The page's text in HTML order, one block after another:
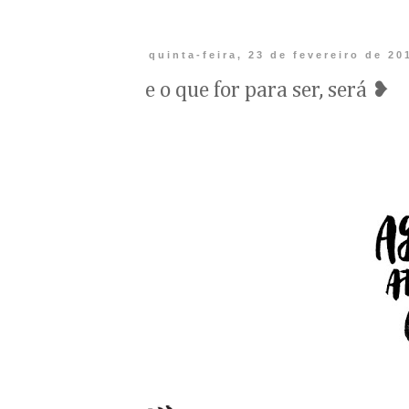
quinta-feira, 23 de fevereiro de
e o que for para ser, será ❥